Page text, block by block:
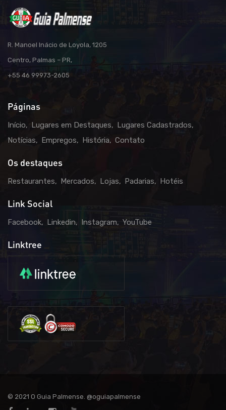
R. Manoel Inácio de Loyola, 1205
Centro, Palmas – PR,
+55 46 99973-2605
Páginas
Início Lugares em Destaques
Lugares Cadastrados
Notícias
Empregos História Contato
Os destaques
Restaurantes Mercados Lojas Padarias Hotéis
Link Social
Facebook Linkedin Instagram YouTube
Linktree
© 2021 O Guia Palmense. @oguiapalmense